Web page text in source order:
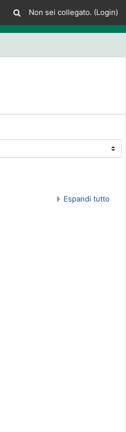
Non sei collegato. (Login)
Espandi tutto